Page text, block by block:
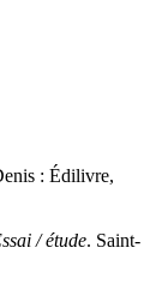
: Édilivre,
/ étude. Saint-